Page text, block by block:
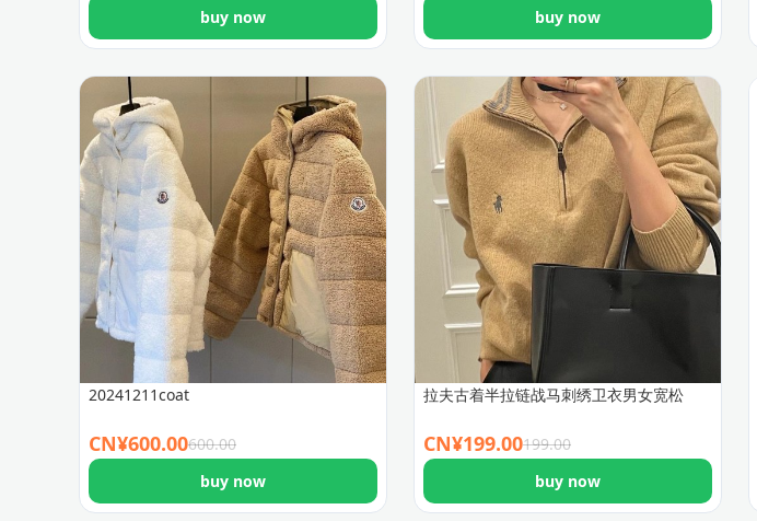
buy now
buy now
20241211coat
CN¥600.00600.00
buy now
拉夫古着半拉链战马刺绣卫衣男女宽松
CN¥199.00199.00
buy now